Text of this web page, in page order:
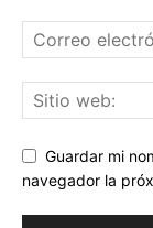
Guardar mi
navegador la